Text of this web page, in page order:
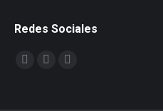
Redes Sociales
Encuéntranos en: